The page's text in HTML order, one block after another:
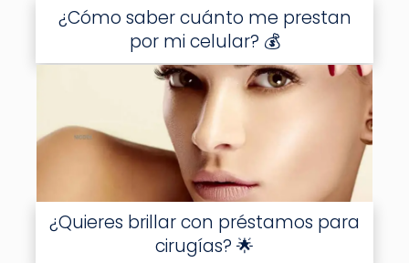
¿Cómo saber cuánto me prestan
por mi celular? 💰
¿Quieres brillar con préstamos para
cirugías? 🌟